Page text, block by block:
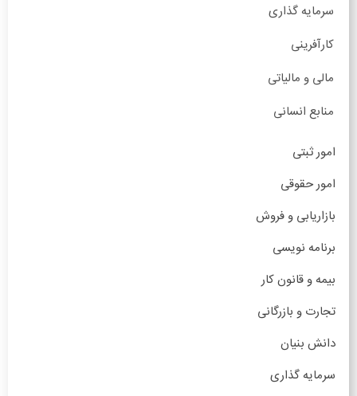
سرمایه گذاری
کارآفرینی
مالی و مالیاتی
منابع انسانی
امور ثبتی
امور حقوقی
بازاریابی و فروش
برنامه نویسی
بیمه و قانون کار
تجارت و بازرگانی
دانش بنیان
سرمایه گذاری